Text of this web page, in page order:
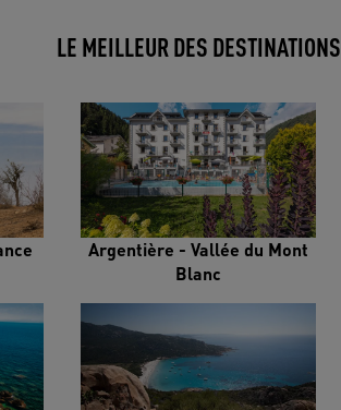
LE MEILLEUR DES DESTINATIONS
Argentière - Vallée du Mont
Blanc